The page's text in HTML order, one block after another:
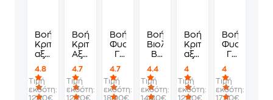
Βοήθημα
Κριτήρια
αξιολόγησης
Γυμνασίου
-
Μαθηματικά
4.8
Τιμή
εκδότη:
12.20€
Βοήθημα
Κριτήρια
Αξιολόγησης
Νεοελληνική
Γλώσσα,
Λογοτεχνία,
4.7
Τιμή
εκδότη:
12.20€
Βοήθημα
Φυσική
Γ'
4.7
Τιμή
εκδότη:
18.90€
Βοήθημα
Βιολογία
Β',
Γυμνασίου
4.4
Τιμή
εκδότη:
14.80€
Βοήθημα
Κριτήρια
αξιολόγησης
Αρχαία
Ελληνικά
4
Τιμή
εκδότη:
12.20€
Βοήθημα
Φυσική
Γ'
4
Τιμή
εκδότη:
17.70€